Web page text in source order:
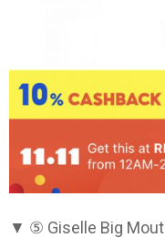
▼ ⑤ Giselle Big